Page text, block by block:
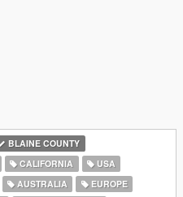
BLAINE COUNTY
CALIFORNIA
USA
AUSTRALIA
EUROPE